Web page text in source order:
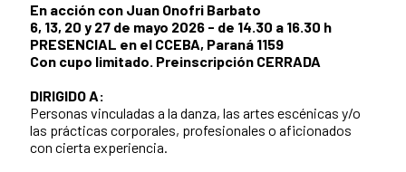
En acción con Juan Onofri Barbato
6, 13, 20 y 27 de mayo 2026 - de 14.30 a 16.30 h
PRESENCIAL en el CCEBA, Paraná 1159
Con cupo limitado. Preinscripción CERRADA
DIRIGIDO A:
Personas vinculadas a la danza, las artes escénicas y/o
las prácticas corporales, profesionales o aficionados
con cierta experiencia.